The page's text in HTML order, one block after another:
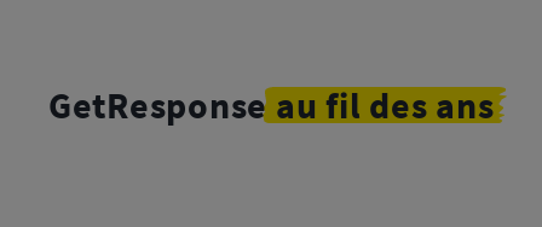
GetResponse au fil des ans